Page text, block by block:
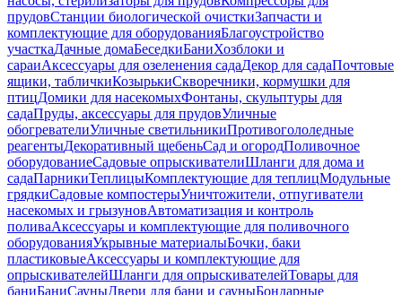
прудовСтанции биологической очисткиЗапчасти и
комплектующие для оборудованияБлагоустройство
участкаДачные домаБеседкиБаниХозблоки и
сараиАксессуары для озеленения садаДекор для садаПочтовые
ящики, табличкиКозырькиСкворечники, кормушки для
птицДомики для насекомыхФонтаны, скульптуры для
садаПруды, аксессуары для прудовУличные
обогревателиУличные светильникиПротивогололедные
реагентыДекоративный щебеньСад и огородПоливочное
оборудованиеСадовые опрыскивателиШланги для дома и
садаПарникиТеплицыКомплектующие для теплицМодульные
грядкиСадовые компостерыУничтожители, отпугиватели
насекомых и грызуновАвтоматизация и контроль
поливаАксессуары и комплектующие для поливочного
оборудованияУкрывные материалыБочки, баки
пластиковыеАксессуары и комплектующие для
опрыскивателейШланги для опрыскивателейТовары для
баниБаниСауныДвери для бани и сауныБондарные